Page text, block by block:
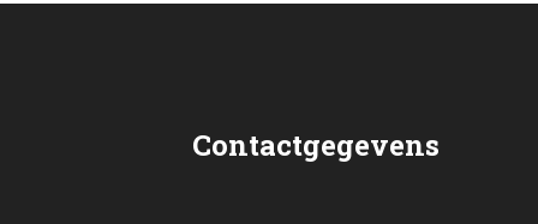
Contactgegevens